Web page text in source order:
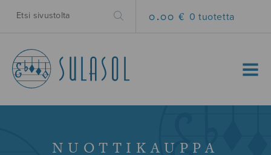
0.00 € 0 tuotetta
MENU
NUOTTIKAUPPA